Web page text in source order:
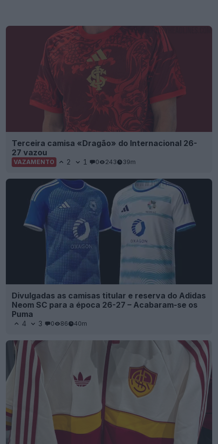
Terceira camisa «Dragão» do Internacional 26-
27 vazou
VAZAMENTO 2 1 0 243 39m
Divulgadas as camisas titular e reserva do Adidas
Neom SC para a época 26-27 – Acabaram-se os
Puma
4 3 0 86 40m